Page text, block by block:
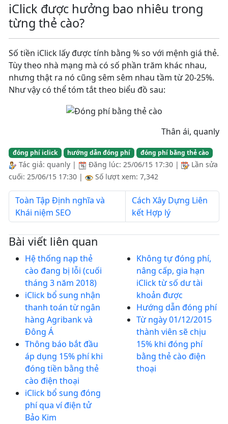
iClick được hưởng bao nhiêu trong
từng thẻ cào?
Số tiền iClick lấy được tính bằng % so với mệnh giá thẻ.
Tùy theo nhà mạng mà có số phần trăm khác nhau,
nhưng thật ra nó cũng sêm sêm nhau tầm từ 20-25%.
Như vậy có thể tóm tắt theo biểu đồ sau:
Thân ái, quanly
đóng phí iclick hướng dẫn đóng phí đóng phí bằng thẻ cào
Tác giả: quanly | Đăng lúc: 25/06/15 17:30 |
Lần sửa
cuối: 25/06/15 17:30 | Số lượt xem: 7,342
Toàn Tập Định nghĩa và
Khái niệm SEO
Cách Xây Dựng Liên
kết Hợp lý
Bài viết liên quan
Hệ thống nạp thẻ
cào đang bị lỗi (cuối
tháng 3 năm 2018)
iClick bổ sung nhận
thanh toán từ ngân
hàng Agribank và
Đông Á
Thông báo bắt đầu
áp dụng 15% phí khi
đóng tiền bằng thẻ
cào điện thoại
iClick bổ sung đóng
phí qua ví điện tử
Bảo Kim
Không tự đóng phí,
nâng cấp, gia hạn
iClick từ số dư tài
khoản được
Hướng dẫn đóng phí
Từ ngày 01/12/2015
thành viên sẽ chịu
15% khi đóng phí
bằng thẻ cào điện
thoại